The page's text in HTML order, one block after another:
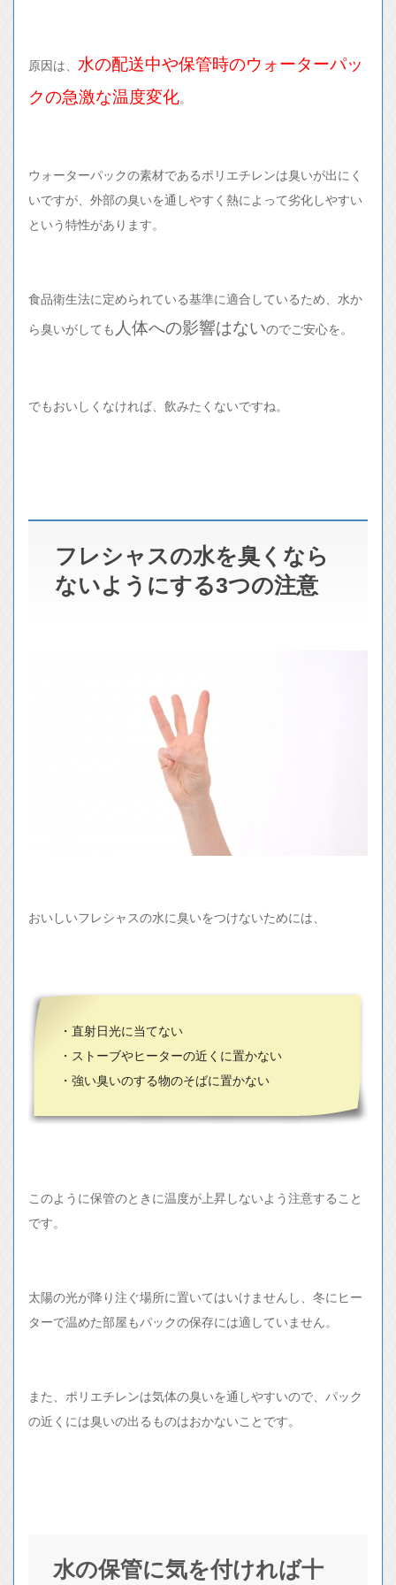
原因は、 水の配送中や保管時のウォーターパッ
クの急激な温度変化。
ウォーターパックの素材であるポリエチレンは臭いが出にく
いですが、外部の臭いを通しやすく熱によって劣化しやすい
という特性があります。
食品衛生法に定められている基準に適合しているため、水か
ら臭いがしても 人体への影響はないのでご安心を。
でもおいしくなければ、飲みたくないですね。
フレシャスの水を臭くなら
ないようにする3つの注意
おいしいフレシャスの水に臭いをつけないためには、
・直射日光に当てない
・ストーブやヒーターの近くに置かない
・強い臭いのする物のそばに置かない
このように保管のときに温度が上昇しないよう注意すること
です。
太陽の光が降り注ぐ場所に置いてはいけませんし、冬にヒー
ターで温めた部屋もパックの保存には適していません。
また、ポリエチレンは気体の臭いを通しやすいので、パック
の近くには臭いの出るものはおかないことです。
水の保管に気を付ければ十